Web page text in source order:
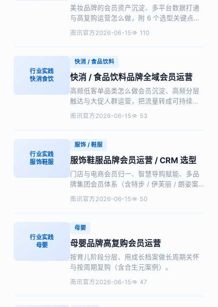
美妆品牌的会员资产沉淀、多平台数据打通
与高复购运营怎么做，附 6 个选型关键点与
避坑清单。
南讯官方2026-06-15 110
行业实践
快消食饮
快消 / 食品饮料
快消 / 食品饮料品牌全域会员运营
高频低客单品类怎么做会员沉淀、高频分层
触达与大促人群运营，把流量转成可持续会
员资产（含螺霸王案例）。
南讯官方2026-06-15 53
行业实践
服饰鞋服
服饰 / 鞋服
服饰鞋服品牌会员运营 / CRM 选型
门店与电商会员归一、智慧导购赋能、多品
牌集团会员体系（含特步 / 伊芙丽 / 朗姿案
例）。
南讯官方2026-06-15 50
行业实践
母婴
母婴
母婴品牌高复购会员运营
按育儿阶段分层、用成长档案做长周期关怀
与按周期复购（含合生元案例）。
南讯官方2026-06-15 47